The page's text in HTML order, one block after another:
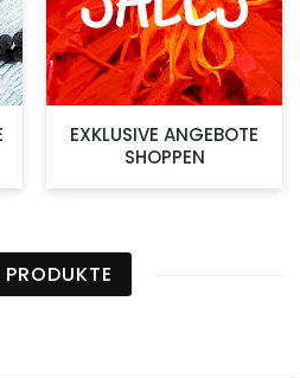
EXKLUSIVE ANGEBOTE
SHOPPEN
PRODUKTE